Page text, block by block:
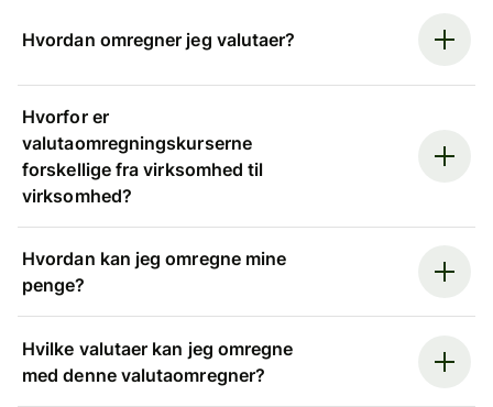
Hvordan omregner jeg valutaer?
Hvorfor er
valutaomregningskurserne
forskellige fra virksomhed til
virksomhed?
Hvordan kan jeg omregne mine
penge?
Hvilke valutaer kan jeg omregne
med denne valutaomregner?